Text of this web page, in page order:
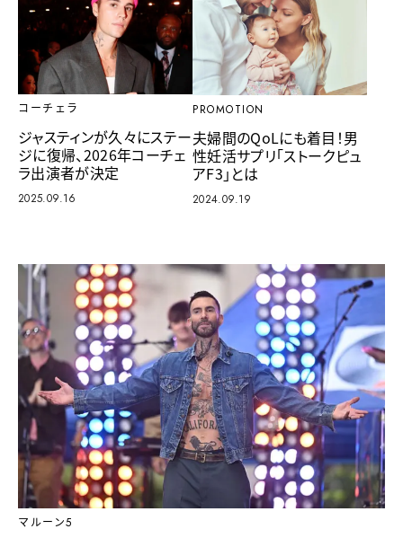
コーチェラ
ジャスティンが久々にステー
ジに復帰、2026年コーチェ
ラ出演者が決定
2025.09.16
PROMOTION
夫婦間のQoLにも着目！男
性妊活サプリ「ストークピュ
アF3」とは
2024.09.19
マルーン5